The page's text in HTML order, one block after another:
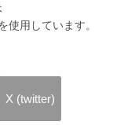
使用しています。
X (twitter)